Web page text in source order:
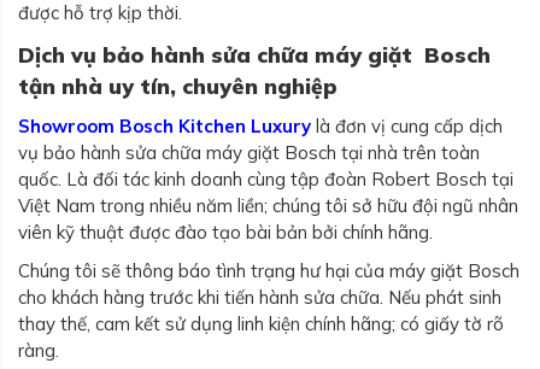
được hỗ trợ kịp thời.
Dịch vụ bảo hành sửa chữa máy giặt Bosch
tận nhà uy tín, chuyên nghiệp
Showroom Bosch Kitchen Luxury là đơn vị cung cấp dịch
vụ bảo hành sửa chữa máy giặt Bosch tại nhà trên toàn
quốc. Là đối tác kinh doanh cùng tập đoàn Robert Bosch tại
Việt Nam trong nhiều năm liền; chúng tôi sở hữu đội ngũ nhân
viên kỹ thuật được đào tạo bài bản bởi chính hãng.
Chúng tôi sẽ thông báo tình trạng hư hại của máy giặt Bosch
cho khách hàng trước khi tiến hành sửa chữa. Nếu phát sinh
thay thế, cam kết sử dụng linh kiện chính hãng; có giấy tờ rõ
ràng.